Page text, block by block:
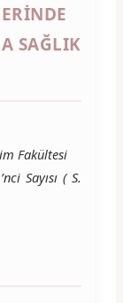
SAĞLIK
Fakültesi
Sayısı ( S.